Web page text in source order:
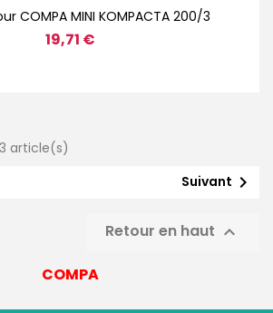
COMPA MINI KOMPACTA 200/3
19,71 €
article(s)
Suivant 
Retour en haut 
COMPA